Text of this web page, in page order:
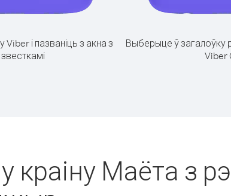
і пазваніць з акна з
Выберыце ў загалоўку
Viber
краіну Маёта з